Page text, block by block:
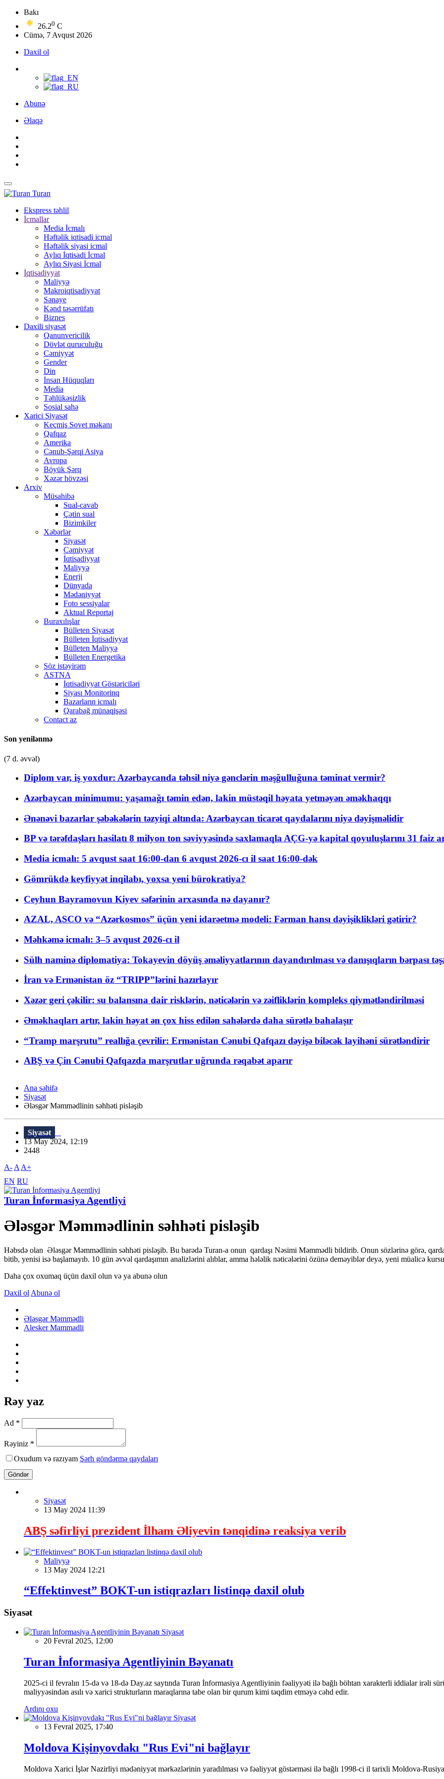
Bakı
26.20 C
Cümə, 7 Avqust 2026
Daxil ol
Abunə
Əlaqə
Turan
Ekspress təhlil
İcmallar
Media İcmalı
Həftəlik iqtisadi icmal
Həftəlik siyasi icmal
Aylıq İqtisadi İcmal
Aylıq Siyasi İcmal
İqtisadiyyat
Maliyyə
Makroiqtisadiyyat
Sənaye
Kənd təsərrüfatı
Biznes
Daxili siyasət
Qanunvericilik
Dövlət quruculuğu
Cəmiyyət
Gender
Din
İnsan Hüquqları
Media
Təhlükəsizlik
Sosial sahə
Xarici Siyasət
Keçmiş Sovet məkanı
Qafqaz
Amerika
Cənub-Şərqi Asiya
Avropa
Böyük Şərq
Xəzər hövzəsi
Arxiv
Müsahibə
Sual-cavab
Çətin sual
Bizimkiler
Xəbərlər
Siyasət
Cəmiyyət
İqtisadiyyat
Maliyyə
Enerji
Dünyada
Mədəniyyət
Foto sessiyalar
Aktual Reportaj
Buraxılışlar
Bülleten Siyasət
Bülleten İqtisadiyyat
Bülleten Maliyyə
Bülleten Energetika
Söz istəyirəm
ASTNA
İqtisadiyyat Göstəriciləri
Siyası Monitorinq
Bazarların icmalı
Qarabağ münaqişəsi
Contact az
Son yenilənmə
(7 d. əvvəl)
Diplom var, iş yoxdur: Azərbaycanda təhsil niyə gənclərin məşğulluğuna təminat vermir?
Azərbaycan minimumu: yaşamağı təmin edən, lakin müstəqil həyata yetməyən əməkhaqqı
Ənənəvi bazarlar şəbəkələrin təzyiqi altında: Azərbaycan ticarət qaydalarını niyə dəyişməlidir
BP və tərəfdaşları hasilatı 8 milyon ton səviyyəsində saxlamaqla AÇG-yə kapital qoyuluşlarını 31 faiz
Media icmalı: 5 avqust saat 16:00-dan 6 avqust 2026-cı il saat 16:00-dək
Gömrükdə keyfiyyət inqilabı, yoxsa yeni bürokratiya?
Ceyhun Bayramovun Kiyev səfərinin arxasında nə dayanır?
AZAL, ASCO və “Azərkosmos” üçün yeni idarəetmə modeli: Fərman hansı dəyişiklikləri gətirir?
Məhkəmə icmalı: 3–5 avqust 2026-cı il
Sülh naminə diplomatiya: Tokayevin döyüş əməliyyatlarının dayandırılması və danışıqların bərpası
İran və Ermənistan öz “TRIPP”lərini hazırlayır
Xəzər geri çəkilir: su balansına dair risklərin, nəticələrin və zəifliklərin kompleks qiymətləndirilməsi
Əməkhaqları artır, lakin həyat ən çox hiss edilən sahələrdə daha sürətlə bahalaşır
“Tramp marşrutu” reallığa çevrilir: Ermənistan Cənubi Qafqazı dəyişə biləcək layihəni sürətləndirir
ABŞ və Çin Cənubi Qafqazda marşrutlar uğrunda rəqabət aparır
Ana səhifə
Siyasət
Ələsgər Məmmədlinin səhhəti pisləşib
Siyasət
13 May 2024, 12:19
2448
A- A A+
EN RU
Turan İnformasiya Agentliyi
Ələsgər Məmmədlinin səhhəti pisləşib
Həbsdə olan Ələsgər Məmmədlinin səhhəti pisləşib. Bu barədə Turan-a onun qardaşı Nəsimi Məmmədli bildirib. Onun sözlərinə görə,
bitib, yenisi isə başlamayıb. 10 gün əvvəl qardaşımın analizlərini alıblar, amma hələlik nəticələrini özünə deməyiblər deyə, yeni müalicə
Daha çox oxumaq üçün daxil olun və ya abunə olun
Daxil ol Abunə ol
Ələsgər Məmmədli
Alesker Mammadli
Rəy yaz
Ad *
Rəyiniz *
Oxudum və razıyam Şərh göndərmə qaydaları
Göndər
Siyasət
13 May 2024 11:39
ABŞ səfirliyi prezident İlham Əliyevin tənqidinə reaksiya verib
Maliyyə
13 May 2024 12:21
“Effektinvest” BOKT-un istiqrazları listinqə daxil olub
Siyasət
Siyasət
20 Fevral 2025, 12:00
Turan İnformasiya Agentliyinin Bəyanatı
2025-ci il fevralın 15-də və 18-də Day.az saytında Turan İnformasiya Agentliyinin fəaliyyəti ilə bağlı böhtan xarakterli iddialar irəli
maliyyəsindən asılı və xarici strukturların maraqlarına tabe olan bir qurum kimi təqdim etməyə cəhd edir.
Ardını oxu
Siyasət
13 Fevral 2025, 17:40
Moldova Kişinyovdakı "Rus Evi"ni bağlayır
Moldova Xarici İşlər Nazirliyi mədəniyyət mərkəzlərinin yaradılması və fəaliyyət göstərməsi ilə bağlı 1998-ci il tarixli Moldova-